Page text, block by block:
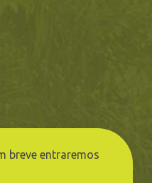
breve entraremos